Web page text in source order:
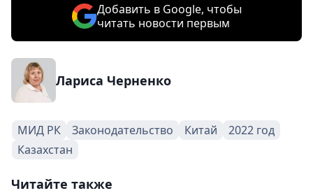
Добавить в Google, чтобы
читать новости первым
Лариса Черненко
МИД РК Законодательство Китай
2022 год
Казахстан
Читайте также